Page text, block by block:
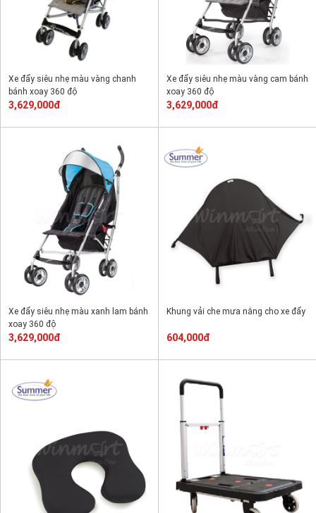
Xe đẩy siêu nhẹ màu vàng chanh
bánh xoay 360 độ
3,629,000đ
Xe đẩy siêu nhẹ màu vàng cam bánh
xoay 360 độ
3,629,000đ
Xe đẩy siêu nhẹ màu xanh lam bánh
xoay 360 độ
3,629,000đ
Khung vải che mưa nắng cho xe đẩy
604,000đ